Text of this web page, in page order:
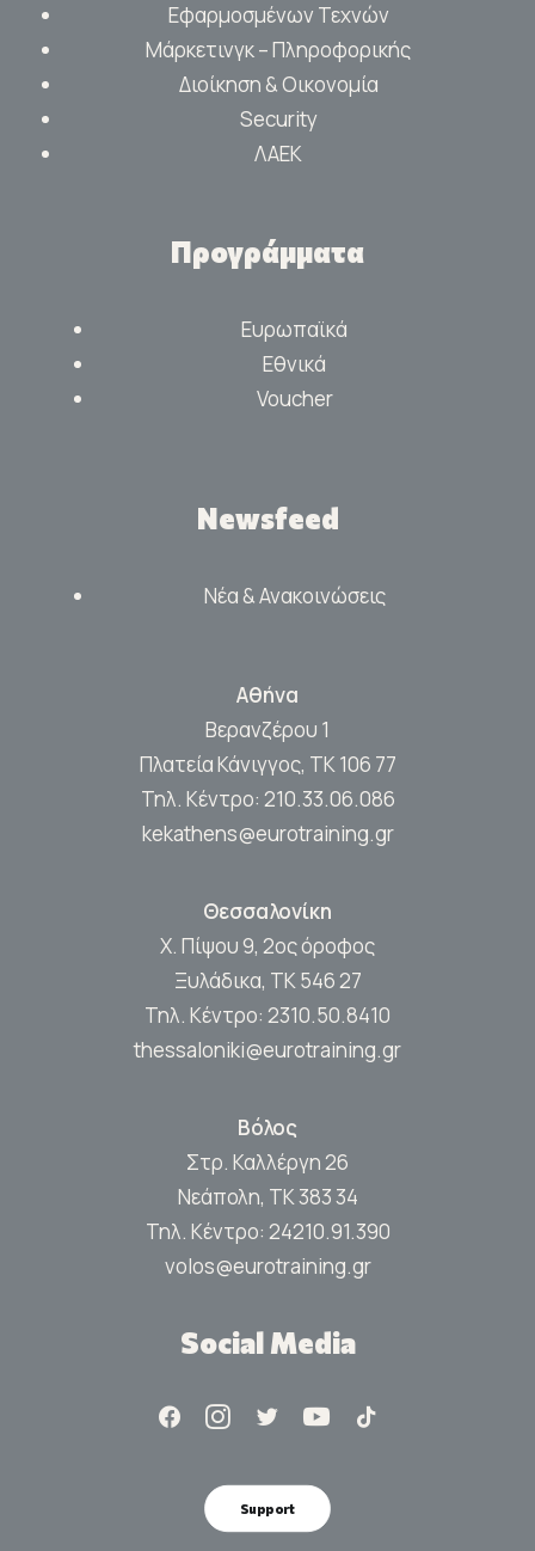
Εφαρμοσμένων Τεχνών
Μάρκετινγκ – Πληροφορικής
Διοίκηση & Οικονομία
Security
ΛΑΕΚ
Προγράμματα
Ευρωπαϊκά
Εθνικά
Voucher
Newsfeed
Νέα & Ανακοινώσεις
Αθήνα
Βερανζέρου 1
Πλατεία Κάνιγγος, ΤΚ 106 77
Τηλ. Κέντρο: 210.33.06.086
kekathens@eurotraining.gr
Θεσσαλονίκη
Χ. Πίψου 9, 2ος όροφος
Ξυλάδικα, ΤΚ 546 27
Τηλ. Κέντρο: 2310.50.8410
thessaloniki@eurotraining.gr
Βόλος
Στρ. Καλλέργη 26
Νεάπολη, ΤΚ 383 34
Τηλ. Κέντρο: 24210.91.390
volos@eurotraining.gr
Social Media
Support